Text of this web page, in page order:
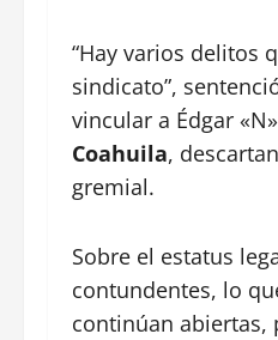
“Hay varios delitos
sindicato”,
vincular a Édgar
Coahuila,
gremial.
Sobre el estatus
contundentes, lo
continúan abiertas,